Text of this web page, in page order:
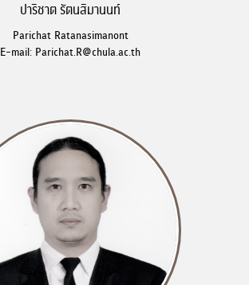
ปาริชาต รัตนสิมานนท์
Parichat Ratanasimanont
E-mail: Parichat.R@chula.ac.th